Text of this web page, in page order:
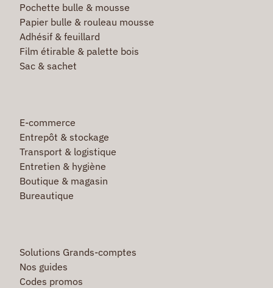
Pochette bulle & mousse
Papier bulle & rouleau mousse
Adhésif & feuillard
Film étirable & palette bois
Sac & sachet
E-commerce
Entrepôt & stockage
Transport & logistique
Entretien & hygiène
Boutique & magasin
Bureautique
Solutions Grands-comptes
Nos guides
Codes promos